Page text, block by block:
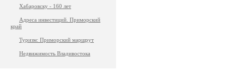
Хабаровску - 160 лет
Адреса инвестиций. Приморский
край
Туризм: Приморский маршрут
Недвижимость Владивостока